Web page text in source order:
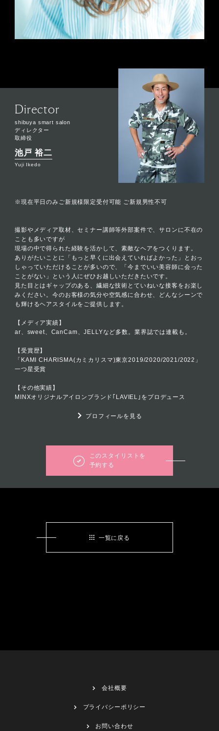
Director
shibuya smart salon
ディレクター
取締役
池戸 裕二
Yuji Ikedo
※現在平日のみご新規様限定受付可能 ご新規男性不可
撮影やメディア取材、セミナー講師等外部案件で、サロンに不在の
ことも多いですが
現場の中で得られた経験を活かして、素敵なヘアをつくります。
ありがたいことに「もっと早くに出会えていればよかった」とおっ
しゃっていただけることが多いので、「今までいい美容師に会った
ことがない」という人にぜひお越しいただきたいです。
見た目とはギャップのある、繊細な技術とていねいな接客をお楽し
みください。今のお客様の気分や空気感に合わせ、どんなシーンで
も輝けるヘアスタイルをご提供します。
【メディア実績】
ar、sweet、CanCam、JELLYなど多数。業界誌では連載も。
【受賞歴】
「KAMI CHARISMA(カミカリスマ)東京2019/2020/2021/2022」
一つ星受賞
【その他実績】
MINXオリジナルアイロンブランド｢LAVIEL｣をプロデュース
プロフィールを見る
このスタイリストを
予約する
一覧に戻る
会社概要
プライバシーポリシー
お問い合わせ